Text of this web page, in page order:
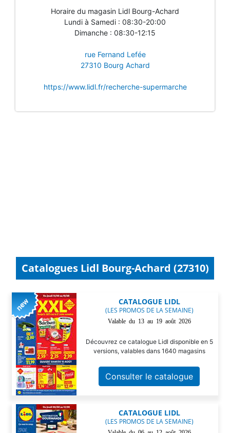
Horaire du magasin Lidl Bourg-Achard
Lundi à Samedi : 08:30-20:00
Dimanche : 08:30-12:15
rue Fernand Lefée
27310 Bourg Achard
https://www.lidl.fr/recherche-supermarche
Catalogues Lidl Bourg-Achard (27310)
CATALOGUE LIDL
(LES PROMOS DE LA SEMAINE)
Valable du 13 au 19 août 2026
Découvrez ce catalogue Lidl disponible en 5
versions, valables dans 1640 magasins
Consulter le catalogue
CATALOGUE LIDL
(LES PROMOS DE LA SEMAINE)